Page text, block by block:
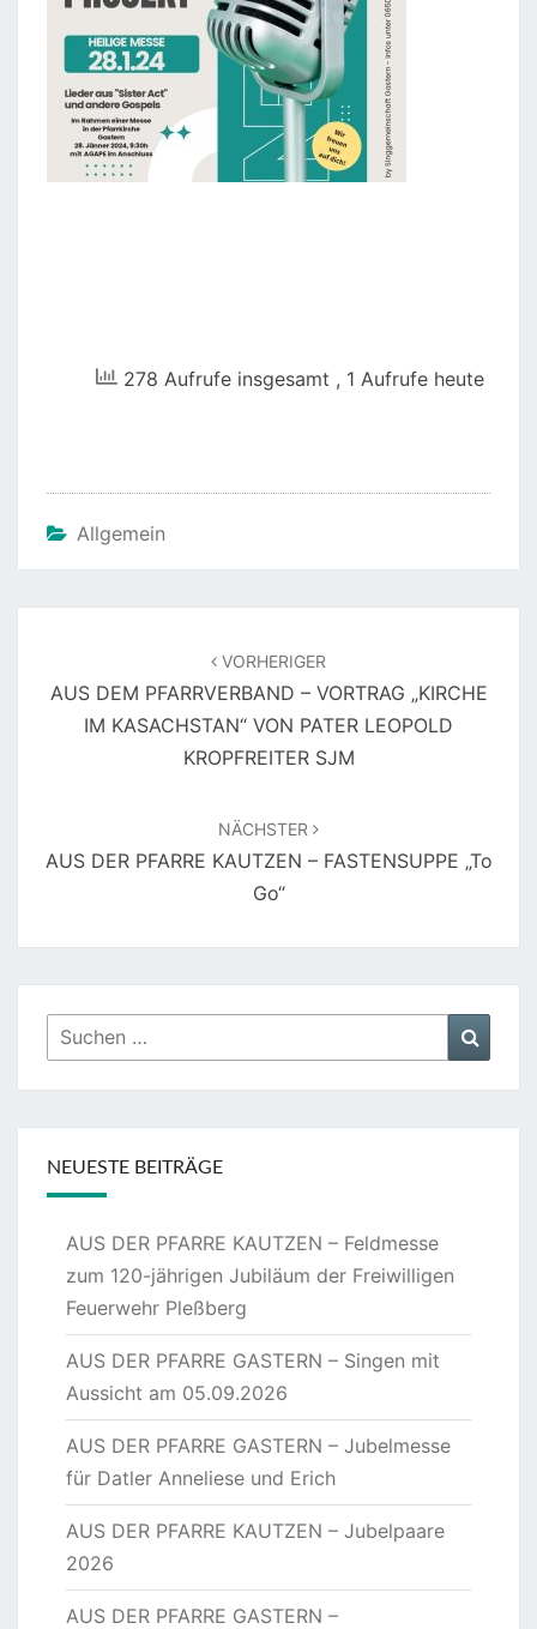
278 Aufrufe insgesamt , 1 Aufrufe heute
Allgemein
VORHERIGER
AUS DEM PFARRVERBAND – VORTRAG „KIRCHE
IM KASACHSTAN“ VON PATER LEOPOLD
KROPFREITER SJM
NÄCHSTER
AUS DER PFARRE KAUTZEN – FASTENSUPPE „to
Go“
Suchen
nach:
NEUESTE BEITRÄGE
AUS DER PFARRE KAUTZEN – Feldmesse
zum 120-jährigen Jubiläum der Freiwilligen
Feuerwehr Pleßberg
AUS DER PFARRE GASTERN – Singen mit
Aussicht am 05.09.2026
AUS DER PFARRE GASTERN – Jubelmesse
für Datler Anneliese und Erich
AUS DER PFARRE KAUTZEN – Jubelpaare
2026
AUS DER PFARRE GASTERN –